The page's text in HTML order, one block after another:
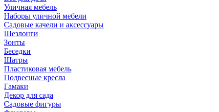
Уличная мебель
Наборы уличной мебели
Садовые качели и аксессуары
Шезлонги
Зонты
Беседки
Шатры
Пластиковая мебель
Подвесные кресла
Гамаки
Декор для сада
Садовые фигуры